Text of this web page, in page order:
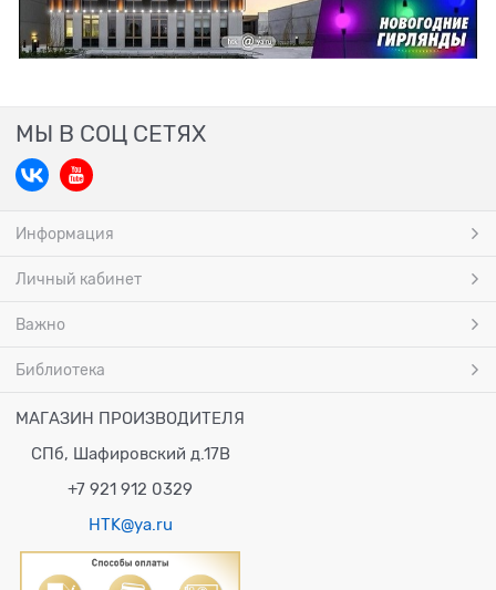
МЫ В СОЦ СЕТЯХ
Информация
Личный кабинет
Важно
Библиотека
МАГАЗИН ПРОИЗВОДИТЕЛЯ
СПб, Шафировский д.17В
+7 921 912 0329
HTK@ya.ru